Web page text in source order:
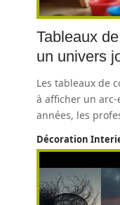
Tableaux
un univers
Les tableaux de
à afficher un
années, les
Décoration